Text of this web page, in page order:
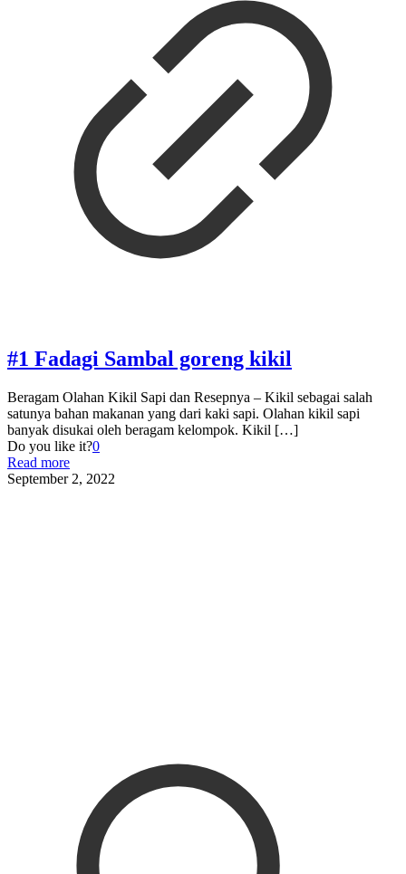
#1 Fadagi Sambal goreng kikil
Beragam Olahan Kikil Sapi dan Resepnya – Kikil sebagai salah
satunya bahan makanan yang dari kaki sapi. Olahan kikil sapi
banyak disukai oleh beragam kelompok. Kikil […]
Do you like it?0
Read more
September 2, 2022